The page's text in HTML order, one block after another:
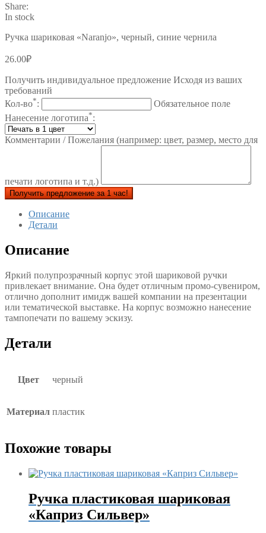
Share:
In stock
Ручка шариковая «Naranjo», черный, синие чернила
26.00₽
Получить индивидуальное предложение Исходя из ваших
требований
Кол-во*:
Обязательное поле
Нанесение логотипа*:
Комментарии / Пожелания (например: цвет, размер, место для
печати логотипа и т.д.)
Получить предложение за 1 час!
Описание
Детали
Описание
Яркий полупрозрачный корпус этой шариковой ручки
привлекает внимание. Она будет отличным промо-сувениром,
отлично дополнит имидж вашей компании на презентации
или тематической выставке. На корпус возможно нанесение
тампопечати по вашему эскизу.
Детали
Цвет черный
Материал пластик
Похожие товары
Ручка пластиковая шариковая
«Каприз Сильвер»